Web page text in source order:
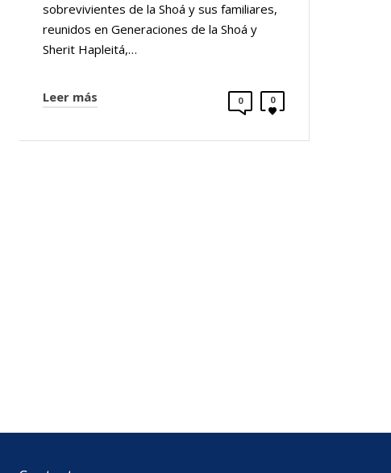
sobrevivientes de la Shoá y sus familiares,
reunidos en Generaciones de la Shoá y
Sherit Hapleitá,…
Leer más 0 0